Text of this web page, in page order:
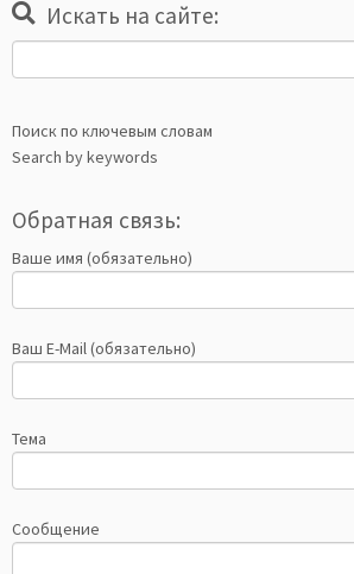
Искать на сайте:
Поиск по ключевым словам
Search by keywords
Обратная связь:
Ваше имя (обязательно)
Ваш E-Mail (обязательно)
Тема
Сообщение